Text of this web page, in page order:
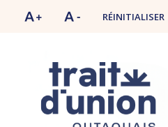
RÉINITIALISER